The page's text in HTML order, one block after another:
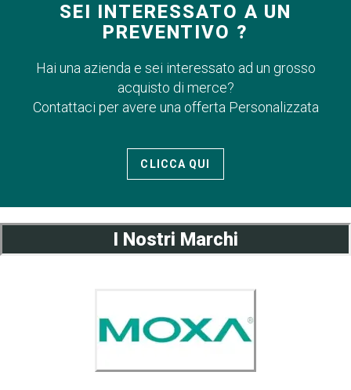
SEI INTERESSATO A UN
PREVENTIVO ?
Hai una azienda e sei interessato ad un grosso
acquisto di merce?
Contattaci per avere una offerta Personalizzata
CLICCA QUI
I Nostri Marchi